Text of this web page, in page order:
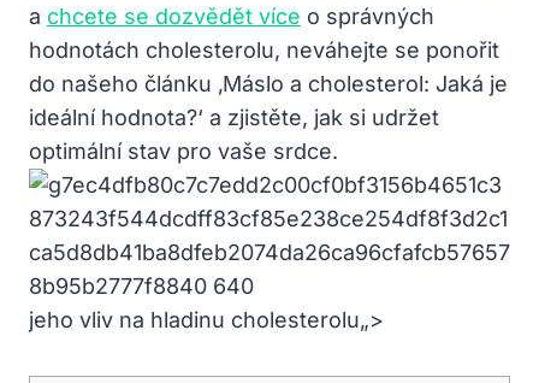
a chcete se dozvědět více o správných
hodnotách cholesterolu, neváhejte se ponořit
do našeho článku ‚Máslo a cholesterol: Jaká je
ideální hodnota?‘ a zjistěte, jak si udržet
optimální stav pro vaše srdce.
jeho vliv na hladinu cholesterolu„>